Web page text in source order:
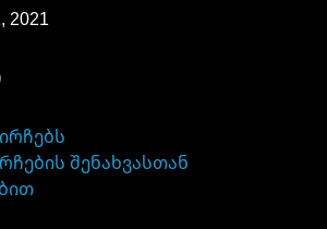
2021
შენახვასთან